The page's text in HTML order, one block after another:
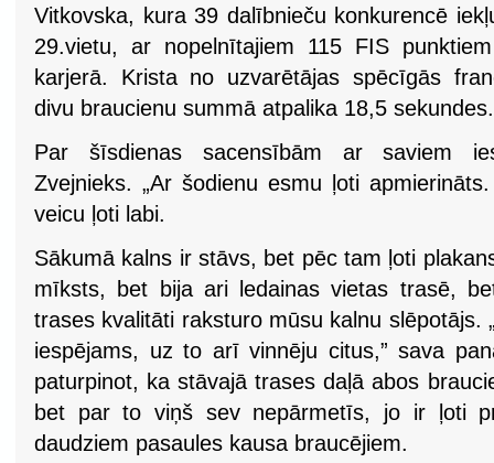
Vitkovska, kura 39 dalībnieču konkurencē
29.vietu, ar nopelnītajiem 115 FIS
karjerā. Krista no uzvarētājas spēcīgās
divu braucienu summā atpalika 18,5 sekundes.
Par šīsdienas sacensībām ar saviem
Zvejnieks. „Ar šodienu esmu ļoti
veicu ļoti labi.
Sākumā kalns ir stāvs, bet pēc tam ļoti
mīksts, bet bija ari ledainas vietas trasē,
trases kvalitāti raksturo mūsu kalnu slēpotājs.
iespējams, uz to arī vinnēju citus,” sava
paturpinot, ka stāvajā trases daļā abos
bet par to viņš sev nepārmetīs, jo ir ļoti
daudziem pasaules kausa braucējiem.